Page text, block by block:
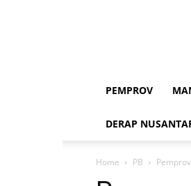
PEMPROV
DERAP
Home PB